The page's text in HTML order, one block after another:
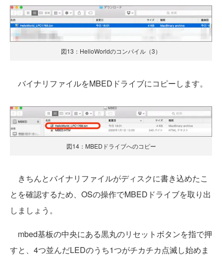
図13：HelloWorldのコンパイル（3）
バイナリファイルをMBEDドライブにコピーします。
図14：MBEDドライブへのコピー
きちんとバイナリファイルがディスクに書き込めたこ
とを確認するため、OSの操作でMBEDドライブを取り出
しましょう。
mbed基板の中央にある黒丸のリセットボタンを指で押
すと、4つ並んだLEDのうち1つがチカチカ点滅し始めま